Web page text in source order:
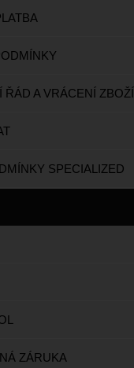
ŘÁD A VRÁCENÍ ZBOŽÍ
SPECIALIZED
ZÁRUKA